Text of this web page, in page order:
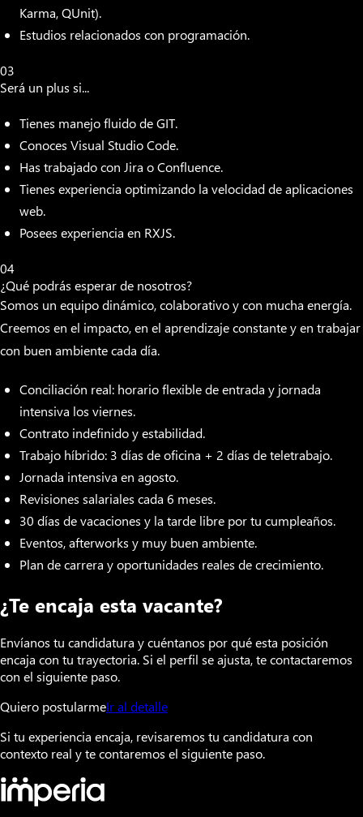
Karma, QUnit).
Estudios relacionados con programación.
03
Será un plus si...
Tienes manejo fluido de GIT.
Conoces Visual Studio Code.
Has trabajado con Jira o Confluence.
Tienes experiencia optimizando la velocidad de aplicaciones
web.
Posees experiencia en RXJS.
04
¿Qué podrás esperar de nosotros?
Somos un equipo dinámico, colaborativo y con mucha energía.
Creemos en el impacto, en el aprendizaje constante y en trabajar
con buen ambiente cada día.
Conciliación real: horario flexible de entrada y jornada
intensiva los viernes.
Contrato indefinido y estabilidad.
Trabajo híbrido: 3 días de oficina + 2 días de teletrabajo.
Jornada intensiva en agosto.
Revisiones salariales cada 6 meses.
30 días de vacaciones y la tarde libre por tu cumpleaños.
Eventos, afterworks y muy buen ambiente.
Plan de carrera y oportunidades reales de crecimiento.
¿Te encaja esta vacante?
Envíanos tu candidatura y cuéntanos por qué esta posición
encaja con tu trayectoria. Si el perfil se ajusta, te contactaremos
con el siguiente paso.
Quiero postularmeIr al detalle
Si tu experiencia encaja, revisaremos tu candidatura con
contexto real y te contaremos el siguiente paso.